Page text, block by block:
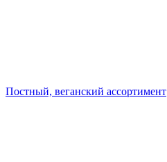
Постный, веганский ассортимент